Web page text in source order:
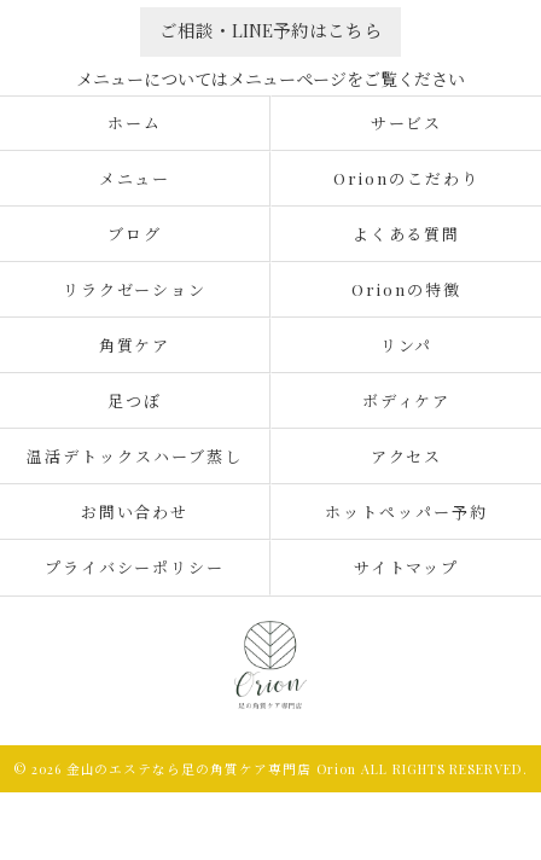
ご相談・LINE予約はこちら
ホーム サービス
メニュー Orionのこだわり
ブログ よくある質問
リラクゼーション Orionの特徴
角質ケア リンパ
足つぼ ボディケア
温活デトックスハーブ蒸し アクセス
お問い合わせ ホットペッパー予約
プライバシーポリシー サイトマップ
© 2026 金山のエステなら足の角質ケア専門店 Orion ALL RIGHTS RESERVED.